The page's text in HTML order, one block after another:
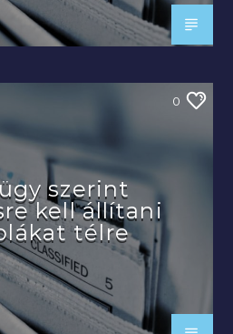
0
szerint
kell állítani
télre